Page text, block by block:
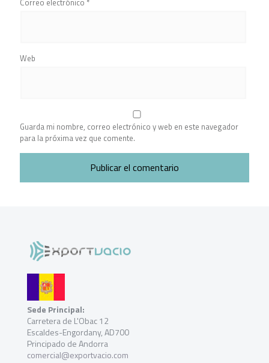
Correo electrónico *
Web
Guarda mi nombre, correo electrónico y web en este navegador
para la próxima vez que comente.
Sede Principal:
Carretera de L'Obac 12
Escaldes-Engordany, AD700
Principado de Andorra
comercial@exportvacio.com